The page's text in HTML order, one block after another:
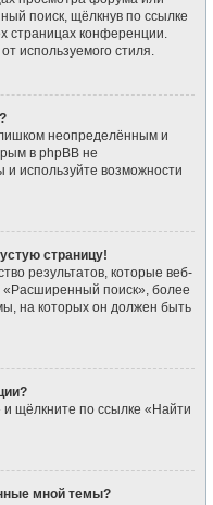
поиск, щёлкнув по ссылке
страницах конференции.
используемого стиля.
неопределённым и
в phpBB не
и используйте возможности
страницу!
результатов, которые веб-
«Расширенный поиск», более
на которых он должен быть
щёлкните по ссылке «Найти
мной темы?